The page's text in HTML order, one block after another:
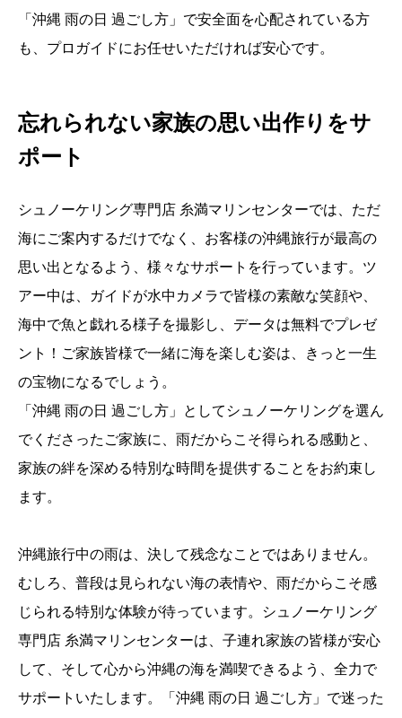
「沖縄 雨の日 過ごし方」で安全面を心配されている方
も、プロガイドにお任せいただければ安心です。
忘れられない家族の思い出作りをサ
ポート
シュノーケリング専門店 糸満マリンセンターでは、ただ
海にご案内するだけでなく、お客様の沖縄旅行が最高の
思い出となるよう、様々なサポートを行っています。ツ
アー中は、ガイドが水中カメラで皆様の素敵な笑顔や、
海中で魚と戯れる様子を撮影し、データは無料でプレゼ
ント！ご家族皆様で一緒に海を楽しむ姿は、きっと一生
の宝物になるでしょう。
「沖縄 雨の日 過ごし方」としてシュノーケリングを選ん
でくださったご家族に、雨だからこそ得られる感動と、
家族の絆を深める特別な時間を提供することをお約束し
ます。
沖縄旅行中の雨は、決して残念なことではありません。
むしろ、普段は見られない海の表情や、雨だからこそ感
じられる特別な体験が待っています。シュノーケリング
専門店 糸満マリンセンターは、子連れ家族の皆様が安心
して、そして心から沖縄の海を満喫できるよう、全力で
サポートいたします。「沖縄 雨の日 過ごし方」で迷った